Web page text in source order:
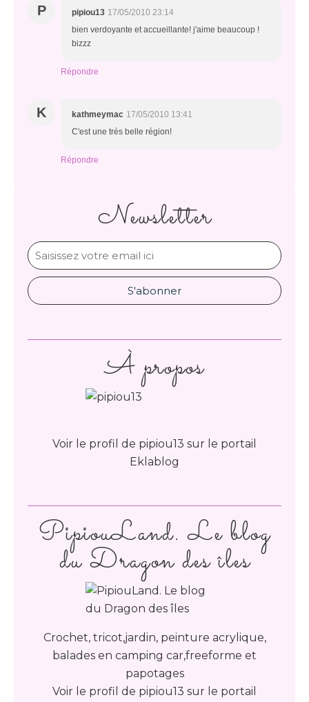
P pipiou13 17/05/2010 23:14
bien verdoyante et accueillante! j'aime beaucoup !
bizzz
Répondre
K kathmeymac 17/05/2010 13:41
C'est une très belle région!
Répondre
Newsletter
PipiouLand. Le blog
du Dragon des îles
Crochet, tricot,jardin, peinture acrylique,
balades en camping car,freeforme et
papotages
Voir le profil de pipiou13 sur le portail
À propos
Voir le profil de pipiou13 sur le portail
Eklablog